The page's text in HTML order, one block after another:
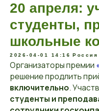
20 апреля:
студенты,
школьные
2026-04-01 14:16 Россия
Организаторы премии
решение продлить
включительно.
студенты и